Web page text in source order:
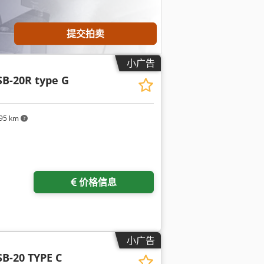
提交拍卖
小广告
km
20R type G
价格信息
小广告
20 TYPE C